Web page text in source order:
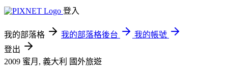
登入
我的部落格 我的部落格後台
我的帳號
登出
2009 蜜月, 義大利
國外旅遊